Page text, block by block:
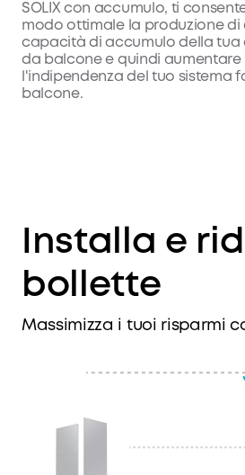
SOLIX con accumulo, ti
modo ottimale la produzione di
capacità di accumulo della tua
da balcone e quindi aumentare
l'indipendenza del tuo sistema
balcone.
Installa e
bollette
Massimizza i tuoi risparmi